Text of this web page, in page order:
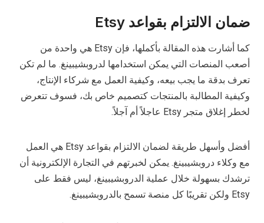
ضمان الالتزام بقواعد Etsy
كما أشارت هذه المقالة بأكملها، فإن Etsy هي واحدة من
أصعب المنصات التي يمكن استخدامها لدروبشيبينغ. ما لم تكن
تعرف بدقة ما يجب بيعه، وكيفية العمل مع شركاء الإنتاج،
وكيفية المطالبة بالمنتجات كتصميم خاص بك، فسوف تتعرض
لخطر إغلاق متجر Etsy عاجلاً أم آجلاً.
أفضل وأسهل طريقة لضمان الالتزام بقواعد Etsy هي العمل
مع وكلاء دروبشيبينغ. يمكن لخبرتهم في التجارة الإلكترونية أن
ترشدك بسهولة خلال عملية الدروبشيبينغ، ليس فقط على
Etsy ولكن تقريبًا كل منصة تسمح بالدروبشيبينغ.